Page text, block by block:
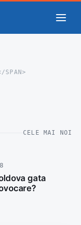
SPAN>
CELE MAI NOI
gata